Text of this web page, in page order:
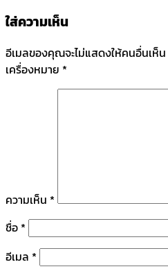
ใส่ความเห็น
อีเมลของคุณจะไม่แสดงให้คนอื่นเห็น
เครื่องหมาย *
ความเห็น *
ชื่อ *
อีเมล *